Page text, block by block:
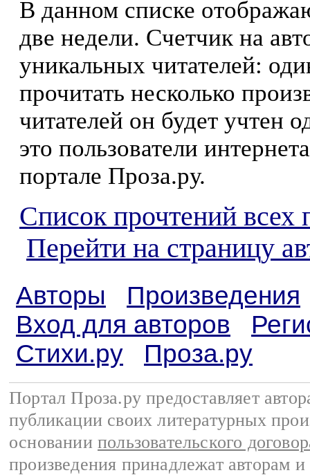
В данном списке
две недели. Счетчик на
уникальных читателей:
прочитать несколько
читателей он будет учтен
это пользователи
портале Проза.ру.
Список прочтений всех
Перейти на страницу
Авторы
Произведения
Вход для авторов
Стихи.ру
Проза.ру
Портал Проза.ру предоставляет
публикации своих литературных
основании пользовательского
произведения принадлежат авторам